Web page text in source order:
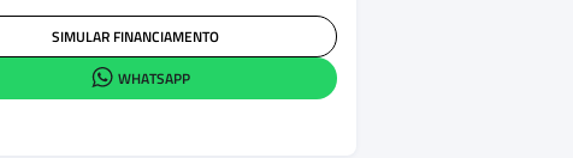
SIMULAR FINANCIAMENTO
WHATSAPP